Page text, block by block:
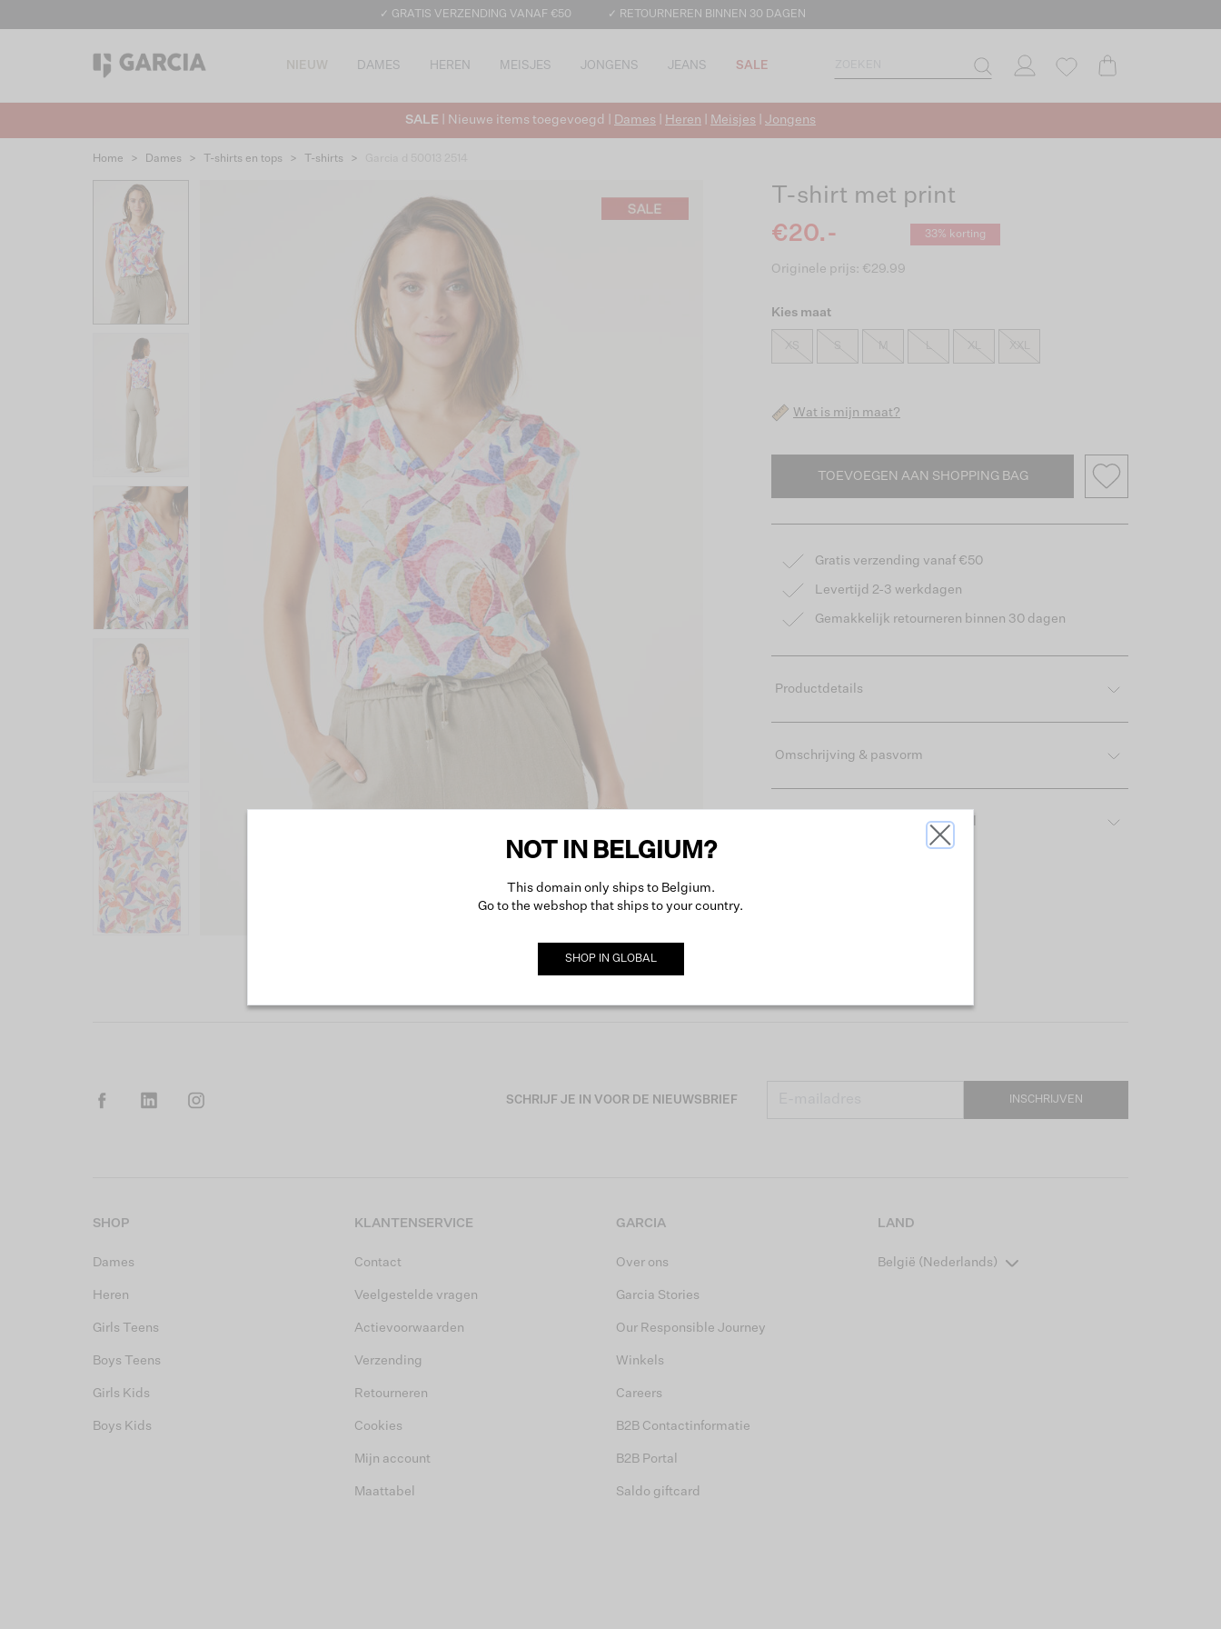
✓ GRATIS VERZENDING VANAF €50 ✓ RETOURNEREN BINNEN 30 DAGEN
NIEUW DAMES HEREN MEISJES JONGENS JEANS SALE
SALE | Nieuwe items toegevoegd | Dames Heren Meisjes Jongens
Home > Dames > T-shirts en tops > T-shirts >
T-shirt met print
€20.-
33% korting
Originele prijs: €29.99
Kies maat
XS M XL XXL
Wat is mijn maat?
TOEVOEGEN AAN SHOPPING BAG
Gratis verzending vanaf €50
Levertijd 2-3 werkdagen
Gemakkelijk retourneren binnen 30 dagen
Productdetails
Omschrijving & pasvorm
Meer over het gebruikte materiaal
SCHRIJF JE IN VOOR DE NIEUWSBRIEF INSCHRIJVEN
SHOP
Dames
Heren
Girls Teens
Boys Teens
Girls Kids
Boys Kids
KLANTENSERVICE
Contact
Veelgestelde vragen
Actievoorwaarden
Verzending
Retourneren
Cookies
Mijn account
Maattabel
GARCIA
Over ons
Garcia Stories
Our Responsible Journey
Winkels
Careers
B2B Contactinformatie
B2B Portal
Saldo giftcard
LAND
België (Nederlands)
NOT IN BELGIUM?
This domain only ships to Belgium.
Go to the webshop that ships to your country.
SHOP IN GLOBAL